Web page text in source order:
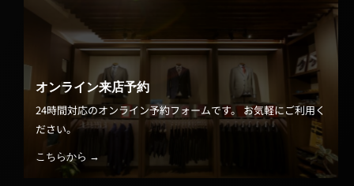
オンライン来店予約
24時間対応のオンライン予約フォームです。 お気軽にご利用く
ださい。
こちらから →